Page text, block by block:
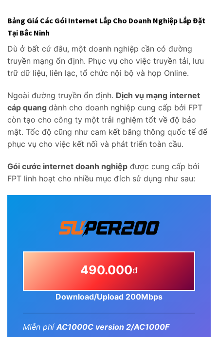
Bảng Giá Các Gói Internet Lắp Cho Doanh Nghiệp Lắp Đặt
Tại Bắc Ninh
Dù ở bất cứ đâu, một doanh nghiệp cần có đường
truyền mạng ổn định. Phục vụ cho việc truyền tải, lưu
trữ dữ liệu, liên lạc, tổ chức nội bộ và họp Online.
Ngoài đường truyền ổn định. Dịch vụ mạng internet
cáp quang dành cho doanh nghiệp cung cấp bởi FPT
còn tạo cho công ty một trải nghiệm tốt về độ bảo
mật. Tốc độ cũng như cam kết băng thông quốc tế để
phục vụ cho việc kết nối và phát triển toàn cầu.
Gói cước internet doanh nghiệp được cung cấp bởi
FPT linh hoạt cho nhiều mục đích sử dụng như sau:
490.000đ
Download/Upload 200Mbps
Miễn phíAC1000C version 2/AC1000F